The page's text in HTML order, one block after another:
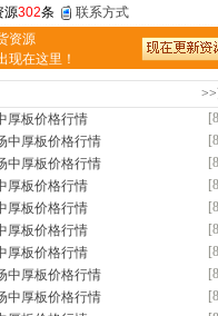
源302条
联系方式
料有限公司（曼内斯曼）
管|国产合金管|高压锅炉管|石油裂..
源1187条
联系方式
贸易有限公司
| 优碳板|低合金板|风电钢板|海..
源483条
联系方式
有限公司
|耐磨钢|容器板|
1042条
联系方式
有限公司
锅炉容器板|中厚板|耐磨板|高强板..
21条
联系方式
管销售有限公司
资源
现在这里！
厚板价格行情
中厚板价格行情
中厚板价格行情
厚板价格行情
厚板价格行情
厚板价格行情
厚板价格行情
中厚板价格行情
中厚板价格行情